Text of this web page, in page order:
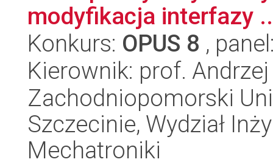
modyfikacja interfazy
Konkurs: OPUS 8 ,
Kierownik: prof. Andrzej
Zachodniopomorski
Szczecinie, Wydział
Mechatroniki